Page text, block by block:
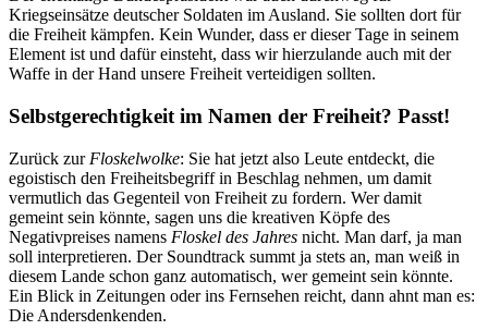
Kriegseinsätze deutscher Soldaten im Ausland. Sie sollten dort für
die Freiheit kämpfen. Kein Wunder, dass er dieser Tage in seinem
Element ist und dafür einsteht, dass wir hierzulande auch mit der
Waffe in der Hand unsere Freiheit verteidigen sollten.
Selbstgerechtigkeit im Namen der Freiheit? Passt!
Zurück zur Floskelwolke: Sie hat jetzt also Leute entdeckt, die
egoistisch den Freiheitsbegriff in Beschlag nehmen, um damit
vermutlich das Gegenteil von Freiheit zu fordern. Wer damit
gemeint sein könnte, sagen uns die kreativen Köpfe des
Negativpreises namens Floskel des Jahres nicht. Man darf, ja man
soll interpretieren. Der Soundtrack summt ja stets an, man weiß in
diesem Lande schon ganz automatisch, wer gemeint sein könnte.
Ein Blick in Zeitungen oder ins Fernsehen reicht, dann ahnt man es:
Die Andersdenkenden.